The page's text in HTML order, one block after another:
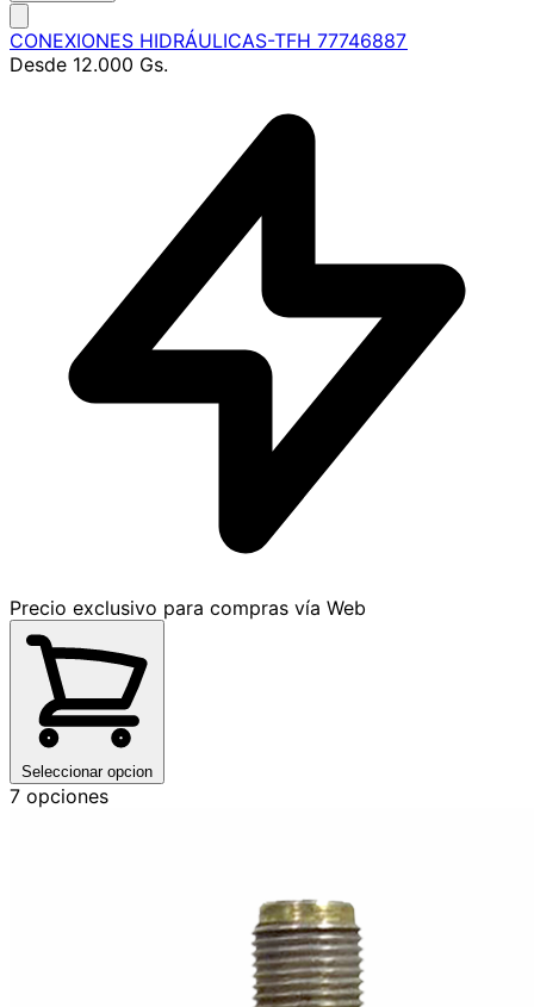
CONEXIONES HIDRÁULICAS-TFH 77746887
Desde 12.000 Gs.
Precio exclusivo para compras vía Web
Seleccionar opcion
7 opciones